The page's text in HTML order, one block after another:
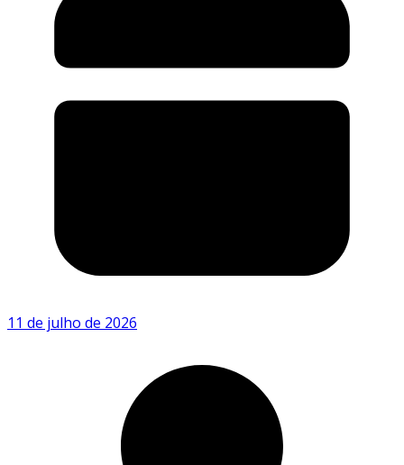
11 de julho de 2026